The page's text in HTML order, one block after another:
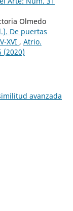
Olmedo
De puertas
XVI , Atrio.
(2020)
avanzada